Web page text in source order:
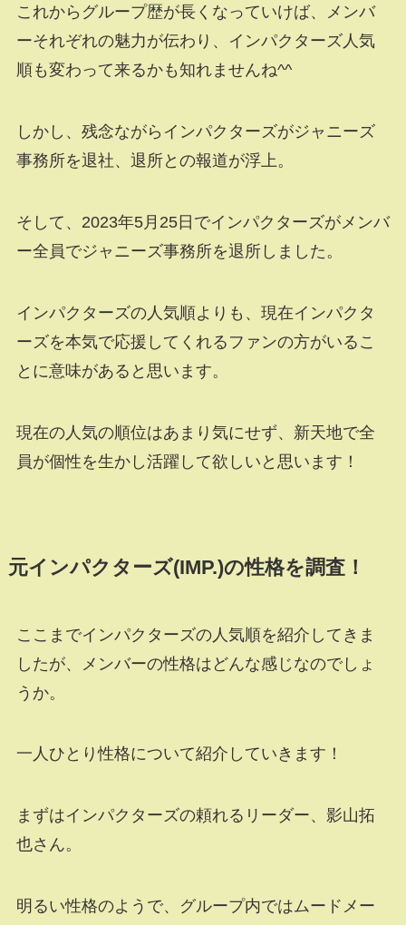
これからグループ歴が長くなっていけば、メンバ
ーそれぞれの魅力が伝わり、インパクターズ人気
順も変わって来るかも知れませんね^^
しかし、残念ながらインパクターズがジャニーズ
事務所を退社、退所との報道が浮上。
そして、2023年5月25日でインパクターズがメンバ
ー全員でジャニーズ事務所を退所しました。
インパクターズの人気順よりも、現在インパクタ
ーズを本気で応援してくれるファンの方がいるこ
とに意味があると思います。
現在の人気の順位はあまり気にせず、新天地で全
員が個性を生かし活躍して欲しいと思います！
元インパクターズ(IMP.)の性格を調査！
ここまでインパクターズの人気順を紹介してきま
したが、メンバーの性格はどんな感じなのでしょ
うか。
一人ひとり性格について紹介していきます！
まずはインパクターズの頼れるリーダー、影山拓
也さん。
明るい性格のようで、グループ内ではムードメー